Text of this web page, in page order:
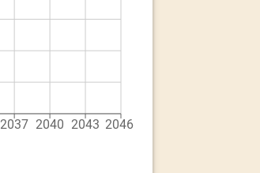
2037 2040 2043 2046